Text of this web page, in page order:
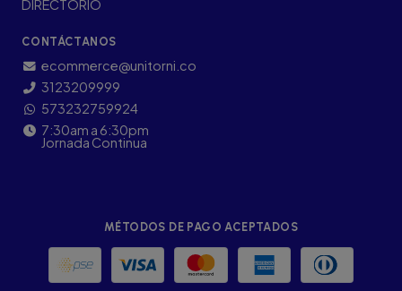
DIRECTORIO
CONTÁCTANOS
ecommerce@unitorni.co
3123209999
573232759924
7:30am a 6:30pm
Jornada Continua
MÉTODOS DE PAGO ACEPTADOS